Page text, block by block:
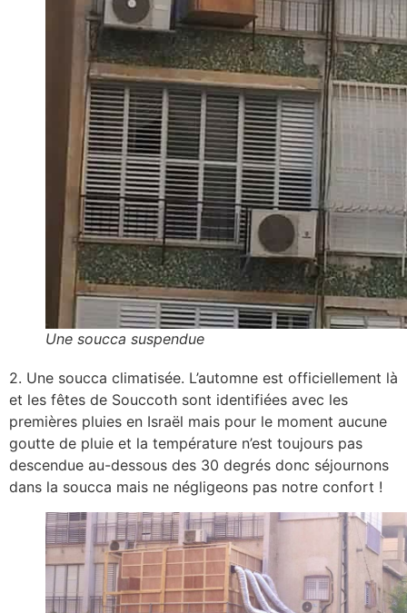
Une soucca suspendue
2. Une soucca climatisée. L’automne est officiellement là
et les fêtes de Souccoth sont identifiées avec les
premières pluies en Israël mais pour le moment aucune
goutte de pluie et la température n’est toujours pas
descendue au-dessous des 30 degrés donc séjournons
dans la soucca mais ne négligeons pas notre confort !